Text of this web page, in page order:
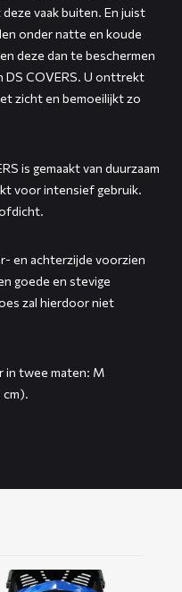
vaak buiten. En juist
onder natte en koude
deze dan te beschermen
DS COVERS. U onttrekt
zicht en bemoeilijkt zo
is gemaakt van duurzaam
voor intensief gebruik.
en achterzijde voorzien
goede en stevige
zal hierdoor niet
in twee maten: M
cm).